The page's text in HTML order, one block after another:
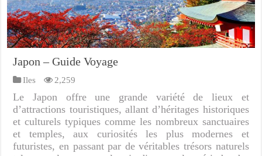
Japon – Guide Voyage
Iles 2,259
Le Japon offre une grande variété de lieux et
d’attractions touristiques, allant d’héritages historiques
et culturels typiques comme les nombreux sanctuaires
et temples, aux curiosités les plus modernes et
futuristes, en passant par de véritables trésors naturels